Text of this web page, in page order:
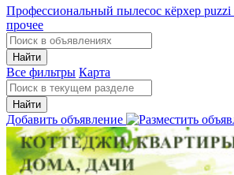
Профессиональный пылесос кёрхер puzzi
прочее
Найти
Все фильтры Карта
Найти
Добавить объявление